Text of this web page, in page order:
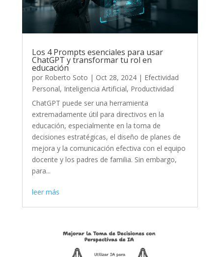
Los 4 Prompts esenciales para usar
ChatGPT y transformar tu rol en
educación
por Roberto Soto | Oct 28, 2024| Efectividad
Personal, Inteligencia Artificial, Productividad
ChatGPT puede ser una herramienta
extremadamente útil para directivos en la
educación, especialmente en la toma de
decisiones estratégicas, el diseño de planes de
mejora y la comunicación efectiva con el equipo
docente y los padres de familia. Sin embargo,
para...
leer más